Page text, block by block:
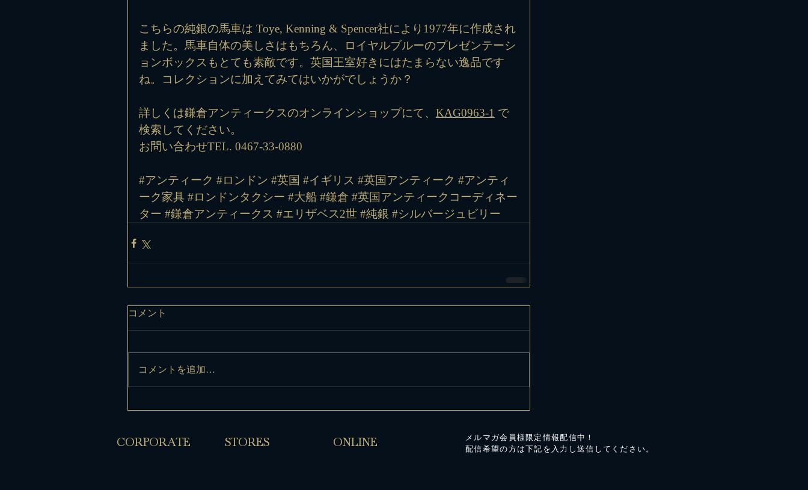
こちらの純銀の馬車は Toye, Kenning & Spencer社により1977年に作成され
ました。馬車自体の美しさはもちろん、ロイヤルブルーのプレゼンテーシ
ョンボックスもとても素敵です。英国王室好きにはたまらない逸品です
ね。コレクションに加えてみてはいかがでしょうか？
詳しくは鎌倉アンティークスのオンラインショップにて、 KAG0963-1 で
検索してください。
お問い合わせTEL. 0467-33-0880
#アンティーク #ロンドン #英国 #イギリス #英国アンティーク #アンティ
ーク家具 #ロンドンタクシー #大船 #鎌倉 #英国アンティークコーディネー
ター #鎌倉アンティークス #エリザベス2世 #純銀 #シルバージュビリー
コメント
コメントを追加…
​CORPORATE ​STORES ONLINE
メルマガ会員様限定情報配信中！
配信希望の方は下記を入力し送信してください。